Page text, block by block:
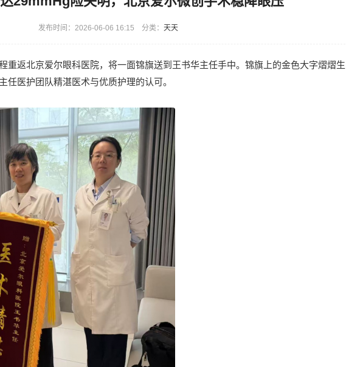
发布时间：2026-06-06 16:15 分类： 天天
重返北京爱尔眼科医院，将一面锦旗送到王书华主任手中。锦旗上的金色大字熠熠生
任医护团队精湛医术与优质护理的认可。